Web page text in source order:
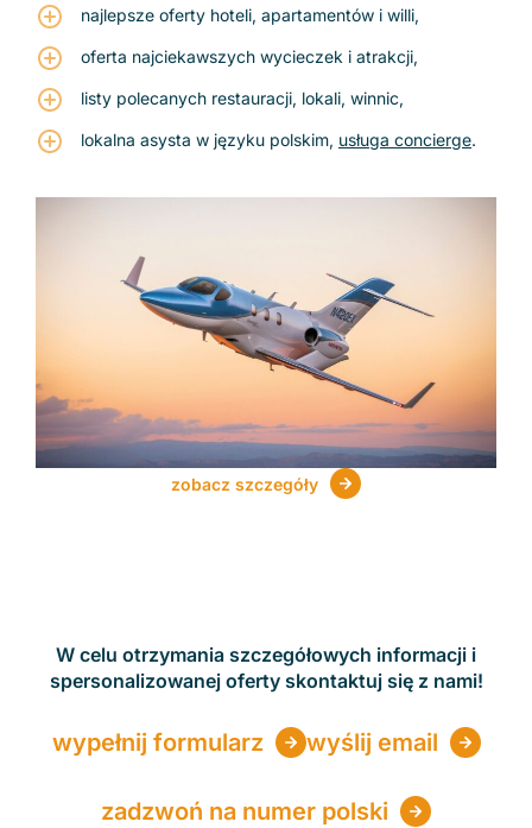
najlepsze oferty hoteli, apartamentów i willi,
oferta najciekawszych wycieczek i atrakcji,
listy polecanych restauracji, lokali, winnic,
lokalna asysta w języku polskim, usługa concierge.
zobacz szczegóły
W celu otrzymania szczegółowych informacji i
spersonalizowanej oferty skontaktuj się z nami!
wypełnij formularz wyślij email
zadzwoń na numer polski